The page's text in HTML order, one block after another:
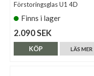
Förstoringsglas U1 4D
Finns i lager
2.090 SEK
LÄS MER
KÖP